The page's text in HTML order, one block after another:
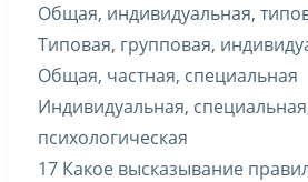
Общая, индивидуальная,
Типовая, групповая,
Общая, частная, специальная
Индивидуальная,
психологическая
17 Какое высказывание